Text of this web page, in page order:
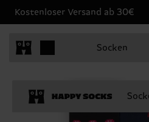
Kostenloser Versand ab 30€
Socken